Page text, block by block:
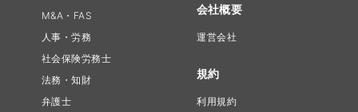
M&A・FAS
人事・労務
社会保険労務士
法務・知財
弁護士
会社概要
運営会社
規約
利用規約